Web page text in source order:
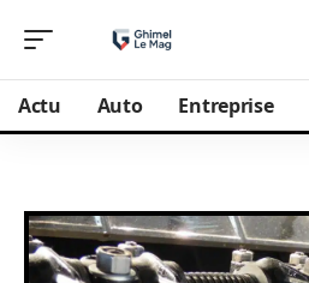
Actu Auto Entreprise